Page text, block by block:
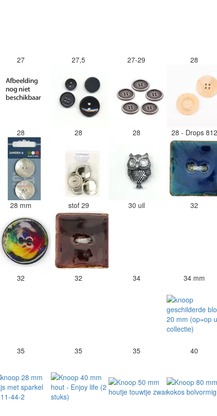
27 27,5 27-29 28
28 28 28 28 - Drops
28 mm stof 29 30 uil 32
32 32 34 34 mm
35 35 35 40